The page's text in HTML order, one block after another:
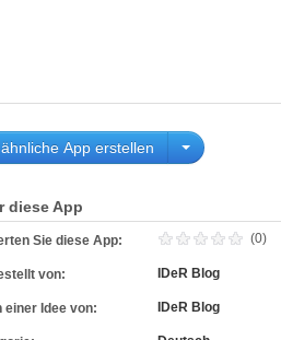
ähnliche App erstellen
diese App
Sie diese App: (0)
von: IDeR Blog
einer Idee von: IDeR Blog